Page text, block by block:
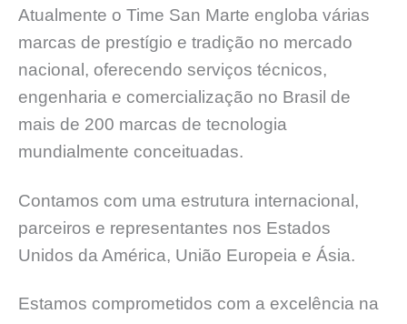
Atualmente o Time San Marte engloba várias
marcas de prestígio e tradição no mercado
nacional, oferecendo serviços técnicos,
engenharia e comercialização no Brasil de
mais de 200 marcas de tecnologia
mundialmente conceituadas.
Contamos com uma estrutura internacional,
parceiros e representantes nos Estados
Unidos da América, União Europeia e Ásia.
Estamos comprometidos com a excelência na